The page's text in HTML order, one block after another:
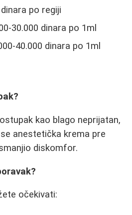
po regiji
30.000 dinara po 1ml
40.000 dinara po 1ml
kao blago neprijatan,
anestetička krema pre
diskomfor.
očekivati: